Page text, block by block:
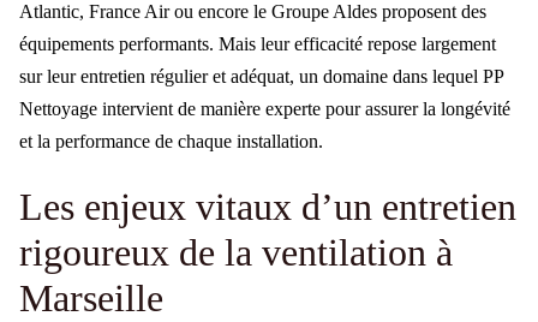
Atlantic, France Air ou encore le Groupe Aldes proposent des
équipements performants. Mais leur efficacité repose largement
sur leur entretien régulier et adéquat, un domaine dans lequel PP
Nettoyage intervient de manière experte pour assurer la longévité
et la performance de chaque installation.
Les enjeux vitaux d’un entretien
rigoureux de la ventilation à
Marseille